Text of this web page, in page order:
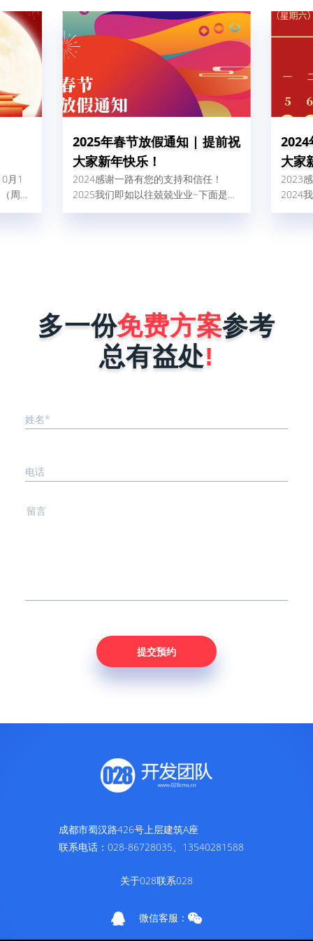
月1
周
的不
2025年春节放假通知 | 提前祝
大家新年快乐！
2024感谢一路有您的支持和信任！
2025我们即如以往兢兢业业~下面是我
司2025年春节放假安排：
大家
2023
2024
司
多一份免费方案参考
总有益处!
姓名*
电话
成都市蜀汉路426号上层建筑A座
联系电话：028-86728035、13540281588
关于028联系028
微信客服：